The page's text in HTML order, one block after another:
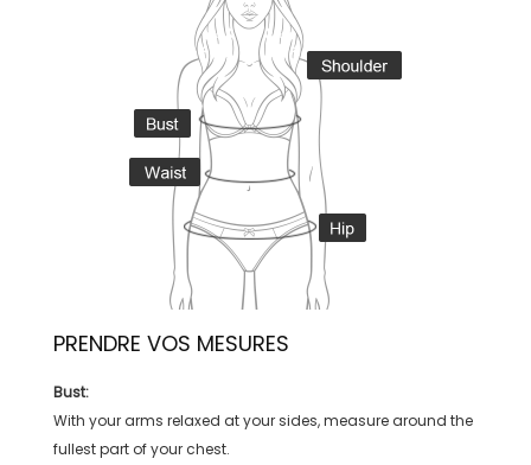
PRENDRE VOS MESURES
Bust:
With your arms relaxed at your sides, measure around the
fullest part of your chest.